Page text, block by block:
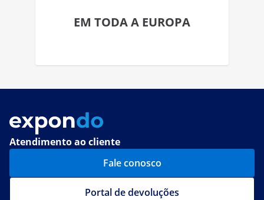
EM TODA A EUROPA
Atendimento ao cliente
Fale conosco
Portal de devoluções